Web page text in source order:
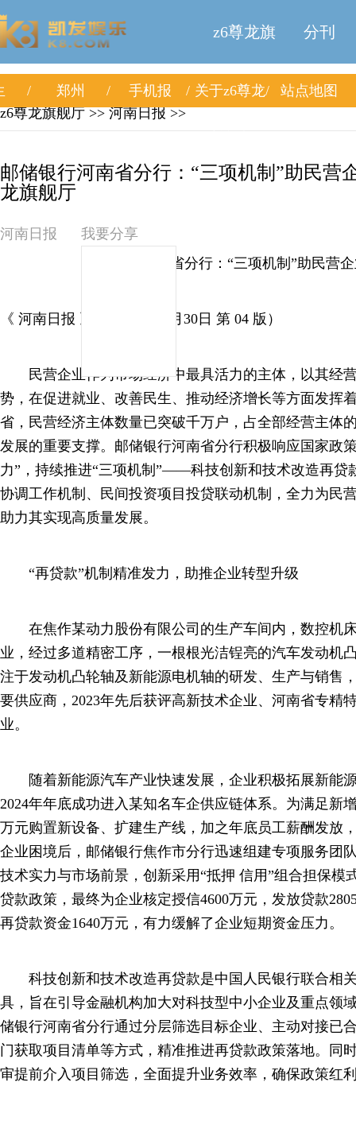
z6尊龙旗
舰厅
分刊
郑州 手机报 关于z6尊龙
站点地图
z6尊龙旗舰厅 >> 河南日报 >>
邮储银行河南省分行：“三项机制”助民营
龙旗舰厅
河南日报
我要分享
邮储银行河南省分行：“三项机制”助民营
《 河南日报 》（ 2025年09月30日 第 04 版）
民营企业作为市场经济中最具活力的主体，以其经
势，在促进就业、改善民生、推动经济增长等方面发挥
省，民营经济主体数量已突破千万户，占全部经营主体
发展的重要支撑。邮储银行河南省分行积极响应国家政
力”，持续推进“三项机制”——科技创新和技术改造再贷
协调工作机制、民间投资项目投贷联动机制，全力为民
助力其实现高质量发展。
“再贷款”机制精准发力，助推企业转型升级
在焦作某动力股份有限公司的生产车间内，数控机
业，经过多道精密工序，一根根光洁锃亮的汽车发动机
注于发动机凸轮轴及新能源电机轴的研发、生产与销售
要供应商，2023年先后获评高新技术企业、河南省专精
业。
随着新能源汽车产业快速发展，企业积极拓展新能
2024年年底成功进入某知名车企供应链体系。为满足新
万元购置新设备、扩建生产线，加之年底员工薪酬发放
企业困境后，邮储银行焦作市分行迅速组建专项服务团
技术实力与市场前景，创新采用“抵押 信用”组合担保模
贷款政策，最终为企业核定授信4600万元，发放贷款
再贷款资金1640万元，有力缓解了企业短期资金压力。
科技创新和技术改造再贷款是中国人民银行联合相
具，旨在引导金融机构加大对科技型中小企业及重点领
储银行河南省分行通过分层筛选目标企业、主动对接已
门获取项目清单等方式，精准推进再贷款政策落地。同
审提前介入项目筛选，全面提升业务效率，确保政策红